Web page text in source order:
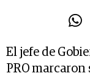
El jefe de
PRO